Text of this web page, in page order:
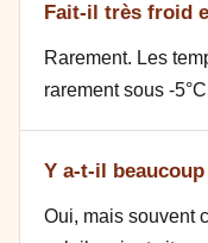
Fait-il très froid
Rarement. Les
rarement sous -
Y a-t-il
Oui, mais souvent